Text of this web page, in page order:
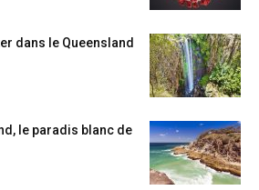
dans le Queensland
le paradis blanc de